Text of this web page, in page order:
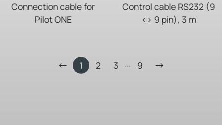
Connection cable for
Pilot ONE
Control cable RS232 (9
<> 9 pin), 3 m
1 2 3 ... 9